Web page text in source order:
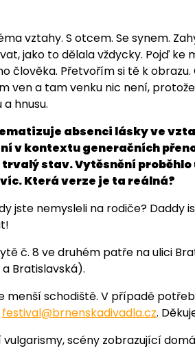
vztahy. S otcem. Se synem.
jako to dělala vždycky. Pojď ke
člověka. Přetvořím si tě k obrazu.
ven a tam venku nic není,
hnusu.
absenci lásky ve
v kontextu generačních
stav. Vytěsnění proběhlo
Která verze je ta reálná?
jste nemysleli na rodiče? Daddy
č. 8 ve druhém patře na ulici
Bratislavská).
menší schodiště. V případě
festival@brnenskadivadla.cz.
vulgarismy, scény zobrazující